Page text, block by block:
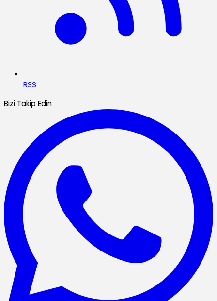
RSS
Bizi Takip Edin